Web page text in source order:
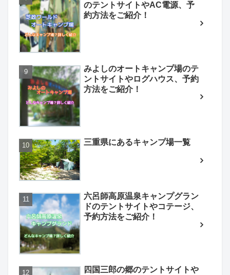
のテントサイトやAC電源、予
約方法をご紹介！
みよしのオートキャンプ場のテ
ントサイトやログハウス、予約
方法をご紹介！
三重県にあるキャンプ場一覧
六呂師高原温泉キャンプグラン
ドのテントサイトやコテージ、
予約方法をご紹介！
四国三郎の郷のテントサイトや